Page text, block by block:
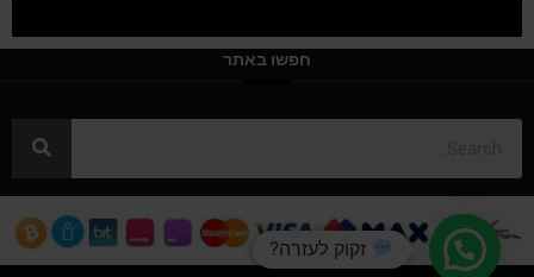
חפשו באתר
זקוק לעזרה?